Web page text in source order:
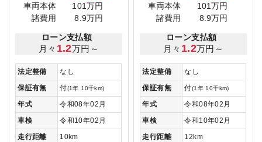
車両本体
101万円
諸費用
8.9万円
ローン支払額
月々 1.2万円～
法定整備
なし
保証有無
付(1年 10千km)
年式
令和08年02月
車検
令和10年02月
走行距離
10km
車両本体
101万円
諸費用
8.9万円
ローン支払額
月々 1.2万円～
法定整備
なし
保証有無
付(1年 10千km)
年式
令和08年02月
車検
令和10年02月
走行距離
12km